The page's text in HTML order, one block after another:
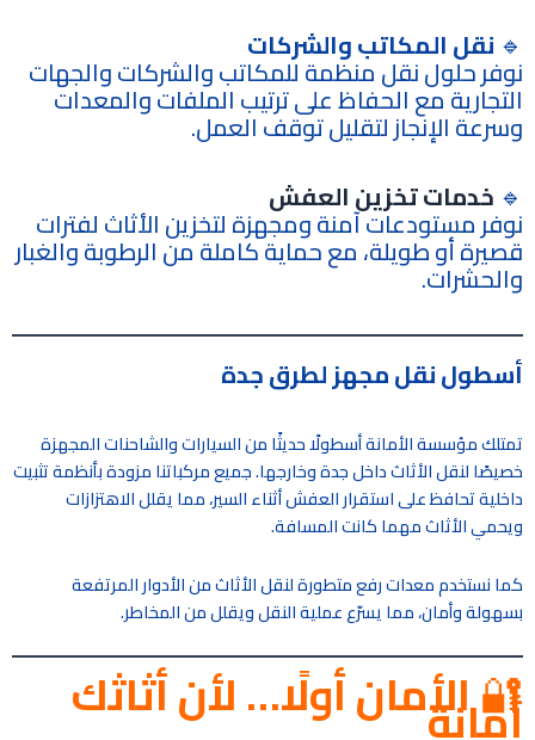
🔹 نقل المكاتب والشركات
نوفر حلول نقل منظمة للمكاتب والشركات والجهات
التجارية مع الحفاظ على ترتيب الملفات والمعدات
وسرعة الإنجاز لتقليل توقف العمل.
🔹 خدمات تخزين العفش
نوفر مستودعات آمنة ومجهزة لتخزين الأثاث لفترات
قصيرة أو طويلة، مع حماية كاملة من الرطوبة والغبار
والحشرات.
أسطول نقل مجهز لطرق جدة
تمتلك مؤسسة الأمانة أسطولًا حديثًا من السيارات والشاحنات المجهزة
خصيصًا لنقل الأثاث داخل جدة وخارجها. جميع مركباتنا مزودة بأنظمة تثبيت
داخلية تحافظ على استقرار العفش أثناء السير، مما يقلل الاهتزازات
ويحمي الأثاث مهما كانت المسافة.
كما نستخدم معدات رفع متطورة لنقل الأثاث من الأدوار المرتفعة
بسهولة وأمان، مما يسرّع عملية النقل ويقلل من المخاطر.
🔐الأمان أولًا… لأن أثاثكأمانة